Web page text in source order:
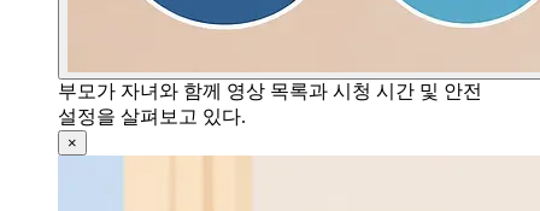
부모가 자녀와 함께 영상 목록과 시청 시간 및 안전
설정을 살펴보고 있다.
×